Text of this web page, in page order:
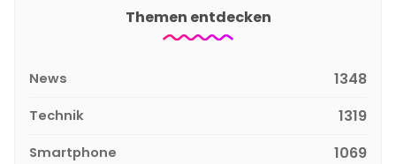
Themen entdecken
News 1348
Technik 1319
Smartphone 1069